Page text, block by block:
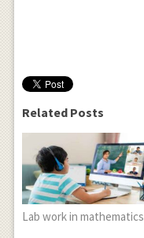
Related Posts
Lab work in mathematics